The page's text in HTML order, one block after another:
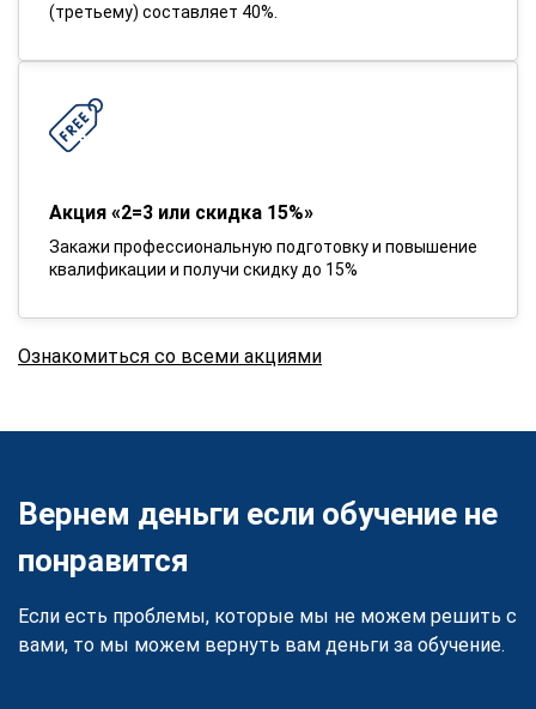
(третьему) составляет 40%.
Акция «2=3 или скидка 15%»
Закажи профессиональную подготовку и повышение
квалификации и получи скидку до 15%
Ознакомиться со всеми акциями
Вернем деньги если обучение не
понравится
Если есть проблемы, которые мы не можем решить с
вами, то мы можем вернуть вам деньги за обучение.